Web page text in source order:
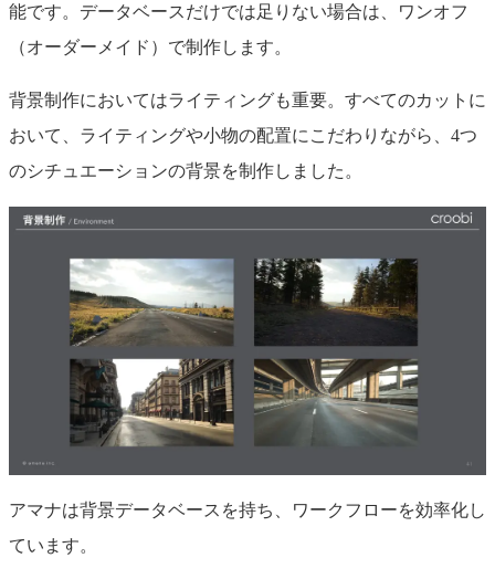
能です。データベースだけでは足りない場合は、ワンオフ
（オーダーメイド）で制作します。
背景制作においてはライティングも重要。すべてのカットに
おいて、ライティングや小物の配置にこだわりながら、4つ
のシチュエーションの背景を制作しました。
アマナは背景データベースを持ち、ワークフローを効率化し
ています。